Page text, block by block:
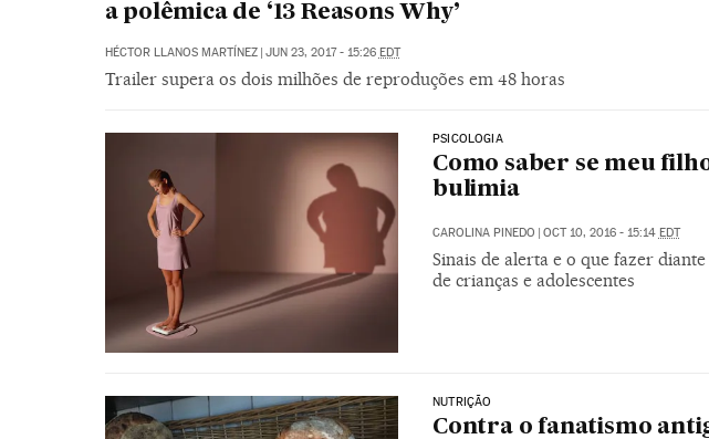
a polêmica de ‘13 Reasons Why’
HÉCTOR LLANOS MARTÍNEZ | JUN 23, 2017 - 15:26 EDT
Trailer supera os dois milhões de reproduções em 48 horas
PSICOLOGIA
Como saber se meu
bulimia
CAROLINA PINEDO | OCT 10, 2016 - 15:14 EDT
Sinais de alerta e o que fazer
de crianças e adolescentes
NUTRIÇÃO
Contra o fanatismo